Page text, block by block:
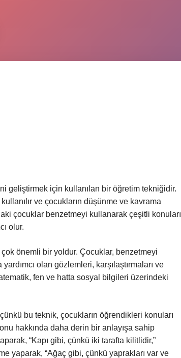
geliştirmek için kullanılan bir öğretim tekniğidir.
ve çocukların düşünme ve kavrama
çocuklar benzetmeyi kullanarak çeşitli konuları
olur.
önemli bir yoldur. Çocuklar, benzetmeyi
olan gözlemleri, karşılaştırmaları ve
fen ve hatta sosyal bilgileri üzerindeki
bu teknik, çocukların öğrendikleri konuları
hakkında daha derin bir anlayışa sahip
“Kapı gibi, çünkü iki tarafta kilitlidir,”
yaparak, “Ağaç gibi, çünkü yaprakları var ve